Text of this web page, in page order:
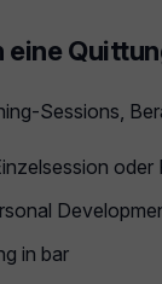
eine
Sessions,
oder
in bar